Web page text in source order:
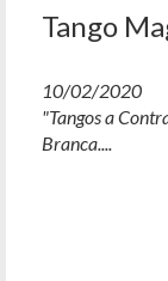
Tango
10/02/2020
"Tangos a
Branca....